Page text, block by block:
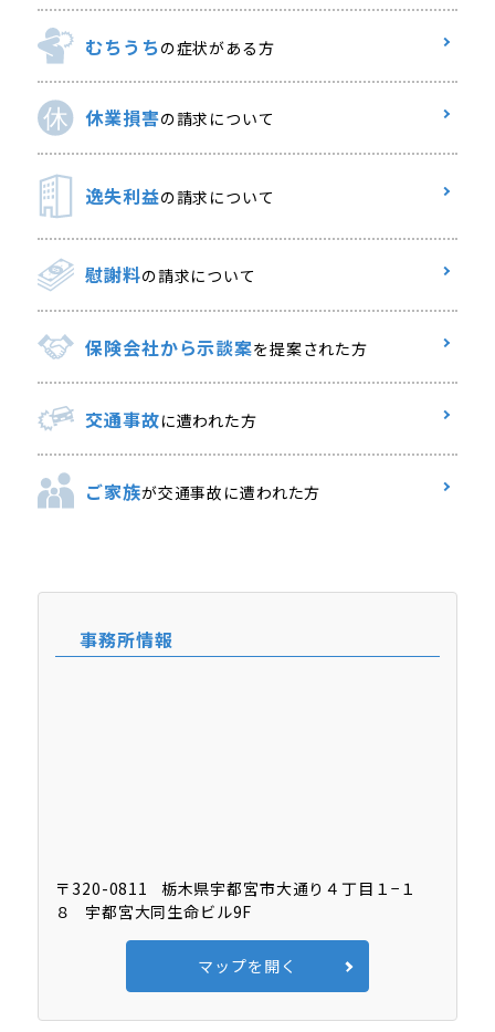
むちうちの症状がある方
休業損害の請求について
逸失利益の請求について
慰謝料の請求について
保険会社から示談案を提案された方
交通事故に遭われた方
ご家族が交通事故に遭われた方
事務所情報
〒320-0811
栃木県宇都宮市大通り４丁目１−１
８
宇都宮大同生命ビル9F
マップを開く